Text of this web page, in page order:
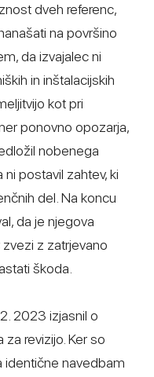
dveh referenc,
na površino
da izvajalec ni
in inštalacijskih
kot pri
ponovno opozarja,
nobenega
postavil zahtev, ki
del. Na koncu
da je njegova
z zatrjevano
škoda.
2023 izjasnil o
revizijo. Ker so
identične navedbam